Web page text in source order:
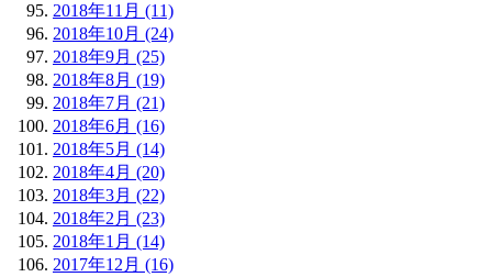
2018年11月 (11)
2018年10月 (24)
2018年9月 (25)
2018年8月 (19)
2018年7月 (21)
2018年6月 (16)
2018年5月 (14)
2018年4月 (20)
2018年3月 (22)
2018年2月 (23)
2018年1月 (14)
2017年12月 (16)